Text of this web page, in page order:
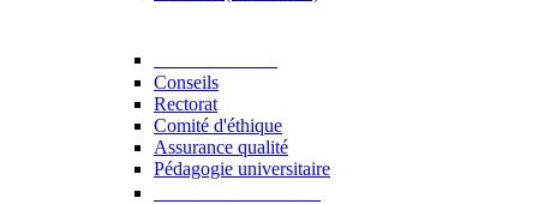
Conseils
Rectorat
Comité d'éthique
Assurance qualité
Pédagogie universitaire